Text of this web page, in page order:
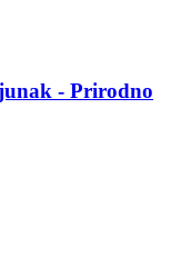
-​ Prirodno